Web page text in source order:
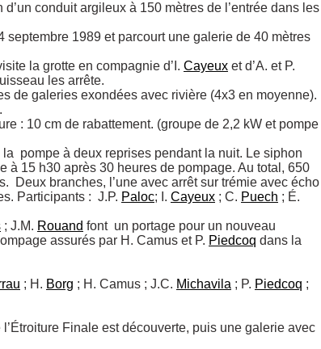
conduit argileux à 150 mètres de l’entrée dans les
septembre 1989 et parcourt une galerie de 40 mètres
la grotte en compagnie d’I. Cayeux
les arrête.
de galeries exondées avec rivière (4x3 en moyenne).
: 10 cm de rabattement. (groupe de 2,2 kW et pompe
pompe à deux reprises pendant la nuit. Le siphon
à 15 h30 après 30 heures de pompage. Au total, 650
Deux branches, l’une avec arrêt sur trémie avec écho
Participants :  J.P. Paloc; I. Cayeux ; C. Puech
; J.M. Rouand font  un portage pour un nouveau
assurés par H. Camus et P. Piedcoq dans la
; H. Borg ; H. Camus ; J.C. Michavila ; P. Piedcoq ;
Finale est découverte, puis une galerie avec